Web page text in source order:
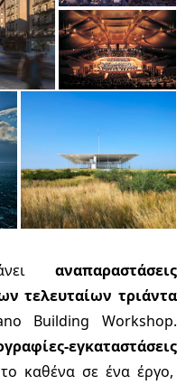
αναπαραστάσεις
τελευταίων τριάντα
Building Workshop.
εγκαταστάσεις
καθένα σε ένα έργο,